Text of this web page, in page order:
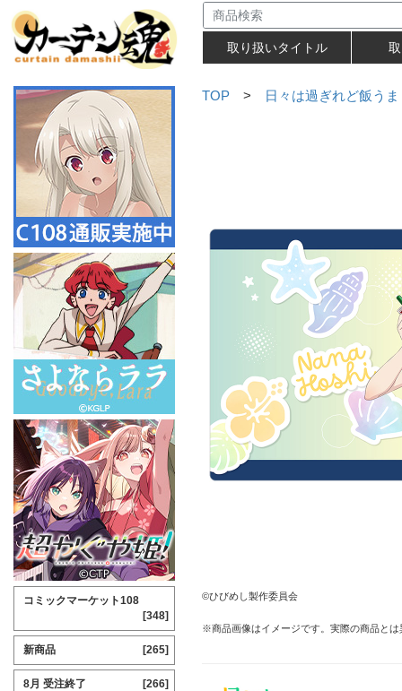
取り扱いタイトル
TOP > 日々は過ぎれど飯うま
©ひびめし製作委員会
※商品画像はイメージです。実際の商品と
コミックマーケット108
[348]
新商品 [265]
8月 受注終了 [266]